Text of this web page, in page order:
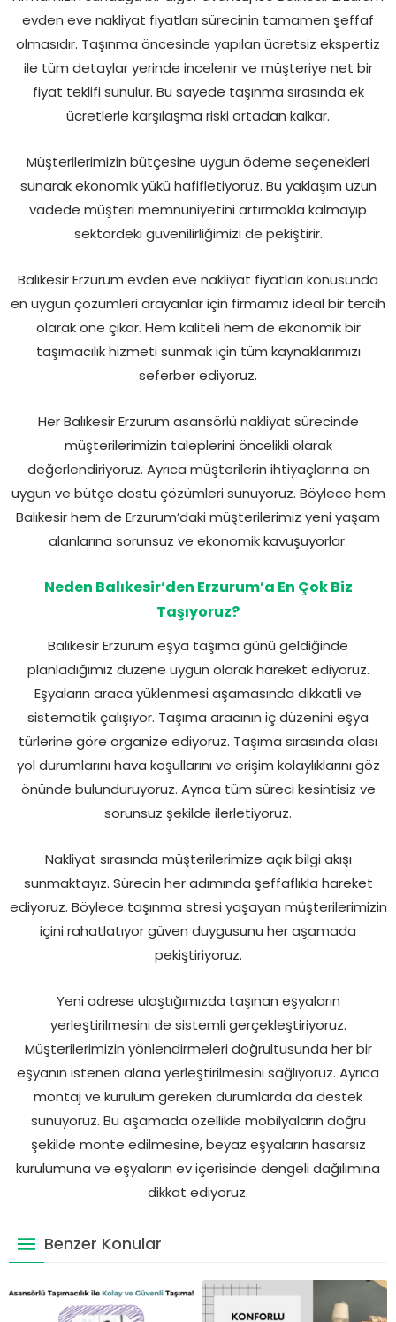
evden eve nakliyat fiyatları sürecinin tamamen şeffaf
olmasıdır. Taşınma öncesinde yapılan ücretsiz ekspertiz
ile tüm detaylar yerinde incelenir ve müşteriye net bir
fiyat teklifi sunulur. Bu sayede taşınma sırasında ek
ücretlerle karşılaşma riski ortadan kalkar.
Müşterilerimizin bütçesine uygun ödeme seçenekleri
sunarak ekonomik yükü hafifletiyoruz. Bu yaklaşım uzun
vadede müşteri memnuniyetini artırmakla kalmayıp
sektördeki güvenilirliğimizi de pekiştirir.
Balıkesir Erzurum evden eve nakliyat fiyatları konusunda
en uygun çözümleri arayanlar için firmamız ideal bir tercih
olarak öne çıkar. Hem kaliteli hem de ekonomik bir
taşımacılık hizmeti sunmak için tüm kaynaklarımızı
seferber ediyoruz.
Her Balıkesir Erzurum asansörlü nakliyat sürecinde
müşterilerimizin taleplerini öncelikli olarak
değerlendiriyoruz. Ayrıca müşterilerin ihtiyaçlarına en
uygun ve bütçe dostu çözümleri sunuyoruz. Böylece hem
Balıkesir hem de Erzurum’daki müşterilerimiz yeni yaşam
alanlarına sorunsuz ve ekonomik kavuşuyorlar.
Neden Balıkesir’den Erzurum’a En Çok Biz
Taşıyoruz?
Balıkesir Erzurum eşya taşıma günü geldiğinde
planladığımız düzene uygun olarak hareket ediyoruz.
Eşyaların araca yüklenmesi aşamasında dikkatli ve
sistematik çalışıyor. Taşıma aracının iç düzenini eşya
türlerine göre organize ediyoruz. Taşıma sırasında olası
yol durumlarını hava koşullarını ve erişim kolaylıklarını göz
önünde bulunduruyoruz. Ayrıca tüm süreci kesintisiz ve
sorunsuz şekilde ilerletiyoruz.
Nakliyat sırasında müşterilerimize açık bilgi akışı
sunmaktayız. Sürecin her adımında şeffaflıkla hareket
ediyoruz. Böylece taşınma stresi yaşayan müşterilerimizin
içini rahatlatıyor güven duygusunu her aşamada
pekiştiriyoruz.
Yeni adrese ulaştığımızda taşınan eşyaların
yerleştirilmesini de sistemli gerçekleştiriyoruz.
Müşterilerimizin yönlendirmeleri doğrultusunda her bir
eşyanın istenen alana yerleştirilmesini sağlıyoruz. Ayrıca
montaj ve kurulum gereken durumlarda da destek
sunuyoruz. Bu aşamada özellikle mobilyaların doğru
şekilde monte edilmesine, beyaz eşyaların hasarsız
kurulumuna ve eşyaların ev içerisinde dengeli dağılımına
dikkat ediyoruz.
Benzer Konular